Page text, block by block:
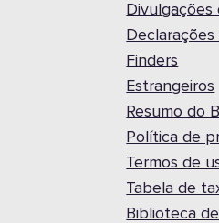
Divulgações
Finders
Estrangeiros
Resumo do
Política de
Termos de
Tabela de
Biblioteca